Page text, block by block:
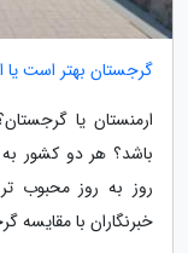
گرجستان بهتر است یا
ارمنستان یا
باشد؟ هر دو کشور
روز به روز محبوب
خبرنگاران با مقایسه